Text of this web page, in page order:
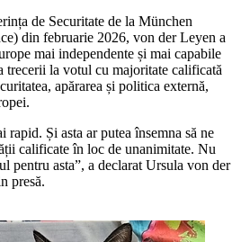
de Securitate de la München
din februarie 2026, von der Leyen a
mai independente și mai capabile
trecerii la votul cu majoritate calificată
apărarea și politica externă,
rapid. Și asta ar putea însemna să ne
calificate în loc de unanimitate. Nu
pentru asta”, a declarat Ursula von der
presă.